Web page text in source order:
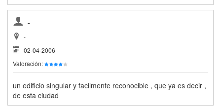
-
-
02-04-2006
Valoración:
un edificio singular y facilmente reconocible , que ya es decir ,
de esta ciudad